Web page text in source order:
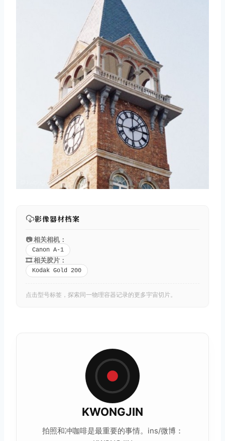
影像器材档案
📷 相关相机：
Canon A-1
🎞️ 相关胶片：
Kodak Gold 200
点击型号标签，探索同一物理容器记录的更多宇宙切片。
KWONGJIN
拍照和冲咖啡是最重要的事情。ins/微博：